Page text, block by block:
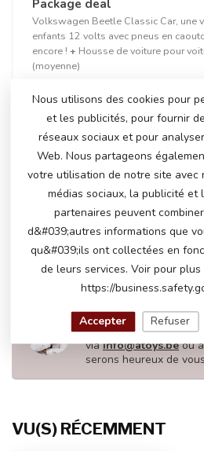
Package deal
Volkswagen Beetle Classic Car, une
enfants 12 volts avec pneus en
encore ! + Housse de voiture pour
(moyenne)
+
PRODUIT?
N'hésitez pas à
viainfo@atoys.beou
serons heureux de
VU(S) RÉCEMMENT
Nous utilisons des cookies pour
et les publicités, pour fournir
réseaux sociaux et pour
Web. Nous partageons
votre utilisation de notre site avec
médias sociaux, la publicité et
partenaires peuvent
d&#039;autres informations que
qu&#039;ils ont collectées en
de leurs services. Voir pour
https://
Accepter Refuser